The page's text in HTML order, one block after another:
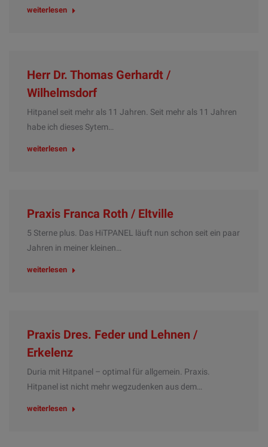
weiterlesen
Herr Dr. Thomas Gerhardt /
Wilhelmsdorf
Hitpanel seit mehr als 11 Jahren. Seit mehr als 11 Jahren
habe ich dieses Sytem…
weiterlesen
Praxis Franca Roth / Eltville
5 Sterne plus. Das HiTPANEL läuft nun schon seit ein paar
Jahren in meiner kleinen…
weiterlesen
Praxis Dres. Feder und Lehnen /
Erkelenz
Duria mit Hitpanel – optimal für allgemein. Praxis.
Hitpanel ist nicht mehr wegzudenken aus dem…
weiterlesen